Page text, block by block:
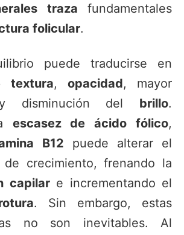
traza fundamentales
folicular.
puede traducirse en
textura, opacidad, mayor
disminución del brillo.
escasez de ácido fólico,
B12 puede alterar el
crecimiento, frenando la
capilare incrementando el
. Sin embargo, estas
no son inevitables. Al